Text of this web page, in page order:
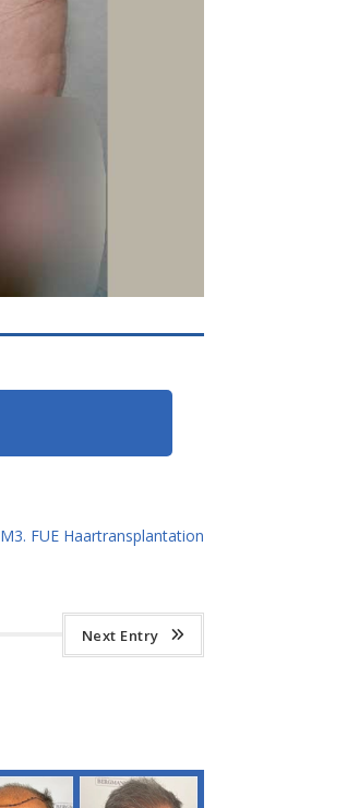
M3. FUE Haartransplantation
Next Entry